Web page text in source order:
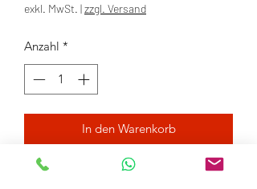
exkl. MwSt. |zzgl. Versand
Anzahl *
In den Warenkorb
Packungseinheit 12 Stück